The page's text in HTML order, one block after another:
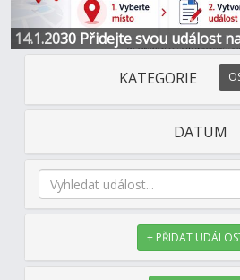
14.1.2030 Přidejte svou událost
Informace a kontakt
KATEGORIE
DATUM
+ PŘIDAT